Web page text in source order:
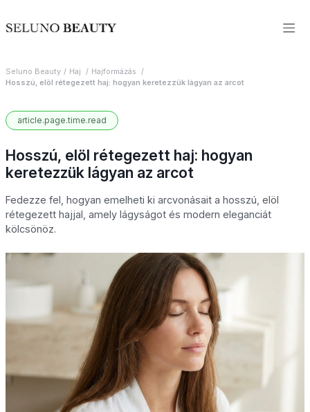
Seluno Beauty Haj
Hajformázás
Hosszú, elöl rétegezett haj: hogyan keretezzük lágyan az arcot
article.page.time.read
Hosszú, elöl rétegezett haj: hogyan
keretezzük lágyan az arcot
Fedezze fel, hogyan emelheti ki arcvonásait a hosszú, elöl
rétegezett hajjal, amely lágyságot és modern eleganciát
kölcsönöz.